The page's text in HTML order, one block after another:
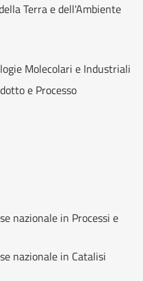
Terra e dell'Ambiente
Molecolari e Industriali
e Processo
nazionale in Processi e
nazionale in Catalisi